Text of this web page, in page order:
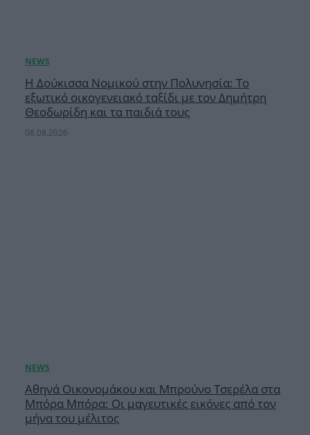
Η Δούκισσα Νομικού στην Πολυνησία: Το
εξωτικό οικογενειακό ταξίδι με τον Δημήτρη
Θεοδωρίδη και τα παιδιά τους
08.08.2026
Αθηνά Οικονομάκου και Μπρούνο Τσερέλα στα
Μπόρα Μπόρα: Οι μαγευτικές εικόνες από τον
μήνα του μέλιτος